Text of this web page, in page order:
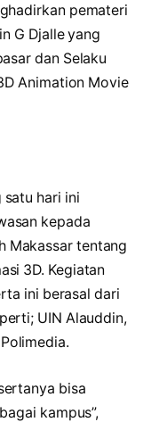
pemateri
G Djalle yang
dan Selaku
Animation Movie
satu hari ini
kepada
Makassar tentang
3D. Kegiatan
ini berasal dari
UIN Alauddin,
bisa
kampus”,